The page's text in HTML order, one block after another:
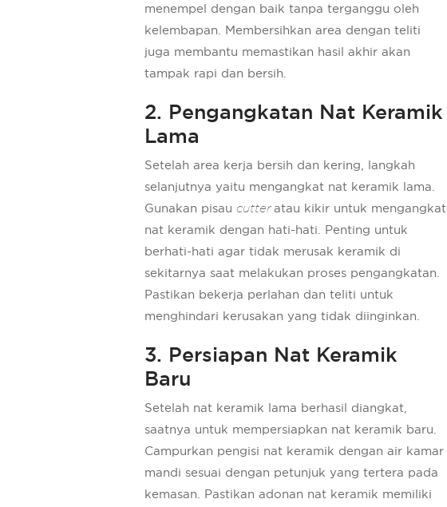
menempel dengan baik tanpa terganggu oleh
kelembapan. Membersihkan area dengan teliti
juga membantu memastikan hasil akhir akan
tampak rapi dan bersih.
2. Pengangkatan Nat Keramik
Lama
Setelah area kerja bersih dan kering, langkah
selanjutnya yaitu mengangkat nat keramik lama.
Gunakan pisaucutteratau kikir untuk mengangkat
nat keramik dengan hati-hati. Penting untuk
berhati-hati agar tidak merusak keramik di
sekitarnya saat melakukan proses pengangkatan.
Pastikan bekerja perlahan dan teliti untuk
menghindari kerusakan yang tidak diinginkan.
3. Persiapan Nat Keramik
Baru
Setelah nat keramik lama berhasil diangkat,
saatnya untuk mempersiapkan nat keramik baru.
Campurkan pengisi nat keramik dengan air kamar
mandi sesuai dengan petunjuk yang tertera pada
kemasan. Pastikan adonan nat keramik memiliki